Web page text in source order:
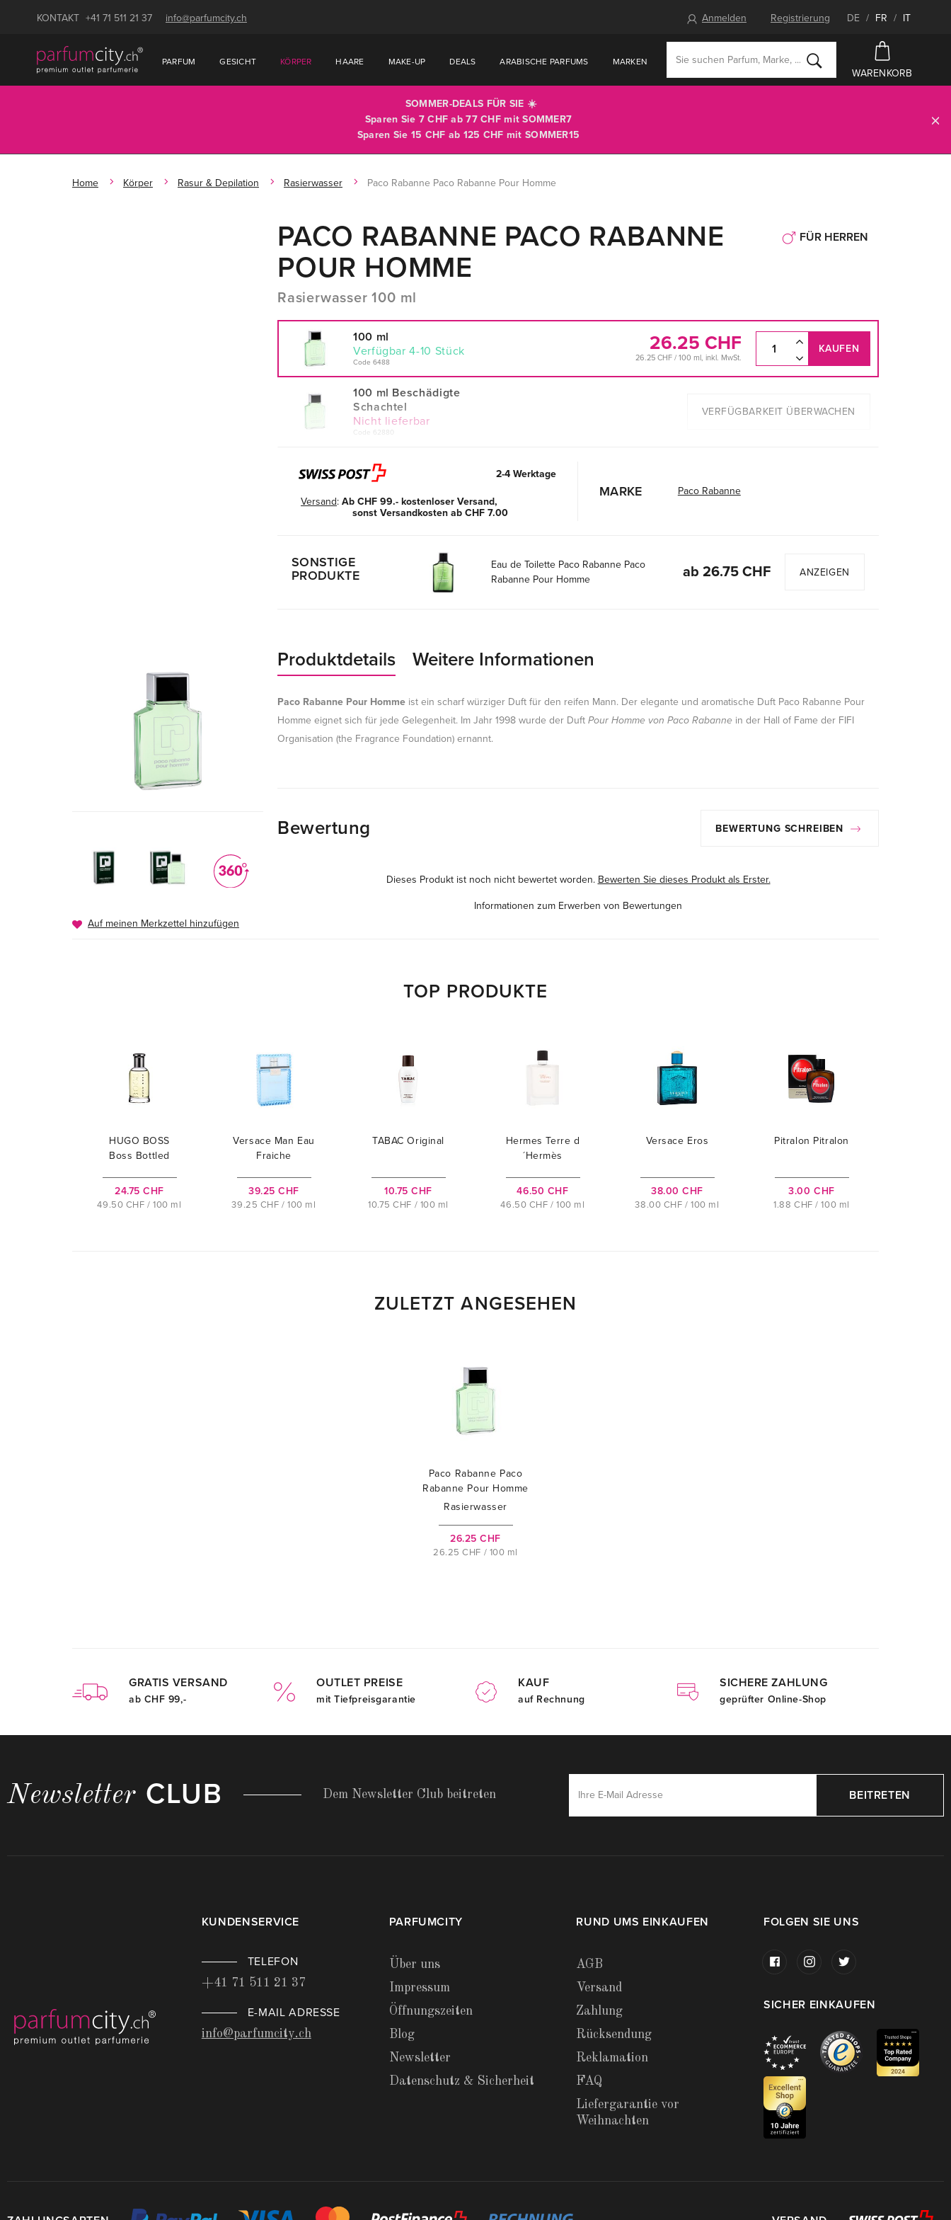
KONTAKT +41 71 511 21 37 info@parfumcity.ch Anmelden Registrierung DE / FR / IT
PARFUM GESICHT KÖRPER HAARE MAKE-UP DEALS ARABISCHE PARFUMS MARKEN
WARENKORB
SOMMER-DEALS FÜR SIE ☀️
Sparen Sie 7 CHF ab 77 CHF mitSOMMER7
Sparen Sie 15 CHF ab 125 CHF mit SOMMER15
Home Körper Rasur & Depilation Rasierwasser Paco Rabanne Paco Rabanne Pour Homme
Auf meinen Merkzettel hinzufügen
FÜR HERREN
PACO RABANNE PACO RABANNE
POUR HOMME
Rasierwasser 100 ml
100 ml
verfügbar 4-10 Stück
Code 6488
26.25 CHF
26.25 CHF / 100 ml, inkl. MwSt.
KAUFEN
100 ml Beschädigte
Schachtel
Nicht lieferbar
Code 62880
VERFÜGBARKEIT ÜBERWACHEN
2-4 Werktage
Versand: Ab CHF 99.- kostenloser Versand,
sonst Versandkosten ab CHF 7.00
MARKE Paco Rabanne
SONSTIGE
PRODUKTE
Eau de Toilette Paco Rabanne Paco
Rabanne Pour Homme
ab 26.75 CHF ANZEIGEN
Produktdetails Weitere Informationen
Paco Rabanne Pour Homme ist ein scharf würziger Duft für den reifen Mann. Der elegante und aromatische Duft Paco Rabanne Pour
Homme eignet sich für jede Gelegenheit. Im Jahr 1998 wurde der Duft Pour Homme von Paco Rabanne in der Hall of Fame der FIFI
Organisation (the Fragrance Foundation) ernannt.
Bewertung BEWERTUNG SCHREIBEN
Dieses Produkt ist noch nicht bewertet worden. Bewerten Sie dieses Produkt als Erster.
Informationen zum Erwerben von Bewertungen
TOP PRODUKTE
HUGO BOSS
Boss Bottled
24.75 CHF
49.50 CHF / 100 ml
Versace Man Eau
Fraiche
39.25 CHF
39.25 CHF / 100 ml
TABAC Original
10.75 CHF
10.75 CHF / 100 ml
Hermes Terre d
´Hermès
46.50 CHF
46.50 CHF / 100 ml
Versace Eros
38.00 CHF
38.00 CHF / 100 ml
Pitralon Pitralon
3.00 CHF
1.88 CHF / 100 ml
ZULETZT ANGESEHEN
Paco Rabanne Paco
Rabanne Pour Homme
Rasierwasser
26.25 CHF
26.25 CHF / 100 ml
GRATIS VERSAND
ab CHF 99,-
OUTLET PREISE
mit Tiefpreisgarantie
KAUF
auf Rechnung
SICHERE ZAHLUNG
geprüfter Online-Shop
Newsletter CLUB Dem Newsletter Club beitreten BEITRETEN
KUNDENSERVICE
TELEFON
+41 71 511 21 37
E-MAIL ADRESSE
info@parfumcity.ch
PARFUMCITY
Über uns
Impressum
Öffnungszeiten
Blog
Newsletter
Datenschutz & Sicherheit
RUND UMS EINKAUFEN
AGB
Versand
Zahlung
Rücksendung
Reklamation
FAQ
Liefergarantie vor
Weihnachten
FOLGEN SIE UNS
SICHER EINKAUFEN